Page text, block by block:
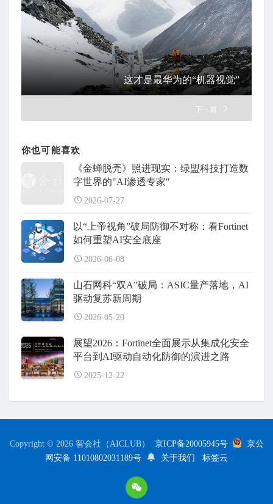
这才是最华为的“机器视觉”
下一篇
你也可能喜欢
《金蝉脱壳》照进现实：绿盟科技打造数
字世界的"AI渗透专家"
2026-07-27
以“上帝视角”破局防御不对称：看Fortinet
如何重塑AI安全底座
2026-06-08
山石网科“双A”破局：ASIC量产落地，AI
驱动复苏新周期
2026-05-20
展望2026：Fortinet全面展示从集成化安全
平台到AI驱动自动化防御的演进之路
2025-12-22
Copyright © 2026 智会社（AICLUB） 京ICP备20005945号
京公
网安备 11010802031189号
关于我们 标签云